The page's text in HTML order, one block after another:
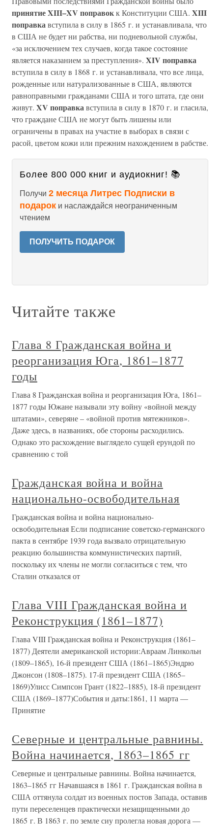
принятие XIII–XV поправокк Конституции США. XIII
поправкавступила в силу в 1865 г. и устанавливала, что
в США не будет ни рабства, ни подневольной службы,
«за исключением тех случаев, когда такое состояние
является наказанием за преступления». XIV поправка
вступила в силу в 1868 г. и устанавливала, что все лица,
рожденные или натурализованные в США, являются
равноправными гражданами США и того штата, где они
живут. XV поправкавступила в силу в 1870 г. и гласила,
что граждане США не могут быть лишены или
ограничены в правах на участие в выборах в связи с
расой, цветом кожи или прежним нахождением в рабстве.
Более 800 000 книг и аудиокниг! 📚
Получи 2 месяца Литрес Подписки в
подарок и наслаждайся неограниченным
чтением
ПОЛУЧИТЬ ПОДАРОК
Читайте также
Глава 8 Гражданская война и
реорганизация Юга, 1861–1877
годы
Глава 8 Гражданская война и реорганизация Юга, 1861–
1877 годы Южане называли эту войну «войной между
штатами», северяне – «войной против мятежников».
Даже здесь, в названиях, обе стороны расходились.
Однако это расхождение выглядело сущей ерундой по
сравнению с той
Гражданская война и война
национально-освободительная
Гражданская война и война национально-
освободительная Если подписание советско-германского
пакта в сентябре 1939 года вызвало отрицательную
реакцию большинства коммунистических партий,
поскольку их члены не могли согласиться с тем, что
Сталин отказался от
Глава VIII Гражданская война и
Реконструкция (1861–1877)
Глава VIII Гражданская война и Реконструкция (1861–
1877) Деятели американской истории:Авраам Линкольн
(1809–1865), 16-й президент США (1861–1865)Эндрю
Джонсон (1808–1875). 17-й президент США (1865–
1869)Улисс Симпсон Грант (1822–1885), 18-й президент
США (1869–1877)События и даты:1861, 11 марта —
Принятие
Северные и центральные равнины.
Война начинается, 1863–1865 гг
Северные и центральные равнины. Война начинается,
1863–1865 гг Начавшаяся в 1861 г. Гражданская война в
США оттянула солдат из военных постов Запада, оставив
пути переселенцев практически незащищенными до
1865 г. В 1863 г. по земле сиу пролегла новая дорога —